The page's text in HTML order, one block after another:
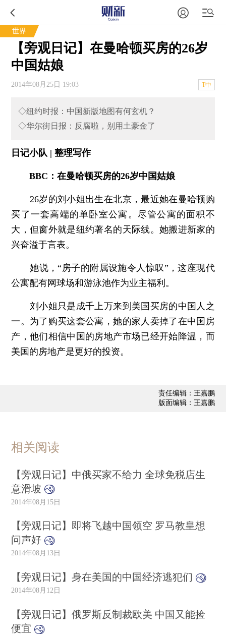
世界
【旁观日记】在曼哈顿买房的26岁
中国姑娘
2014年08月25日 19:03 T中
◇纽约时报：中国新版地图有何玄机？
◇华尔街日报：反腐啦，别用土豪金了
日记小队 | 整理写作
BBC：在曼哈顿买房的26岁中国姑娘
26岁的刘小姐出生在北京，最近她在曼哈顿购
买了一套高端的单卧室公寓。尽管公寓的面积不
大，但窗外就是纽约著名的天际线。她搬进新家的
兴奋溢于言表。
她说，“房子的附属设施令人惊叹”，这座现代
公寓配有网球场和游泳池作为业主福利。
刘小姐只是成千上万来到美国买房的中国人之
一。为了购买这套公寓，她的家人卖掉了在中国房
产，他们相信中国的房地产市场已经开始降温，而
美国的房地产是更好的投资。
责任编辑：王嘉鹏
版面编辑：王嘉鹏
相关阅读
【旁观日记】中俄买家不给力 全球免税店生
意滑坡
2014年08月15日
【旁观日记】即将飞越中国领空 罗马教皇想
问声好
2014年08月13日
【旁观日记】身在美国的中国经济逃犯们
2014年08月12日
【旁观日记】俄罗斯反制裁欧美 中国又能捡
便宜